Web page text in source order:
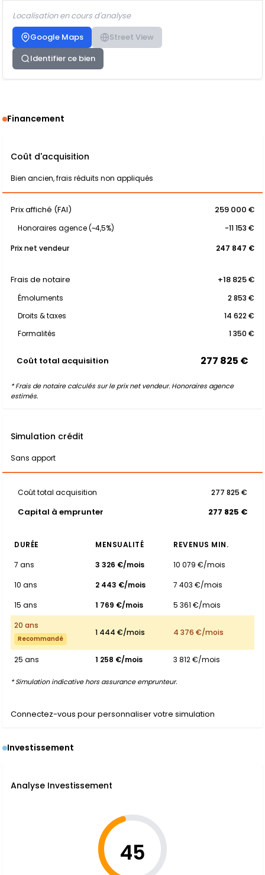
Localisation en cours d'analyse
Google Maps
Street View
Identifier ce bien
Financement
Coût d'acquisition
Bien ancien, frais réduits non appliqués
Prix affiché (FAI) 259 000 €
Honoraires agence (~4,5%)
-11 153 €
Prix net vendeur
247 847 €
Frais de notaire +18 825 €
Émoluments
2 853 €
Droits & taxes
14 622 €
Formalités
1 350 €
Coût total acquisition 277 825 €
* Frais de notaire calculés sur le prix net vendeur. Honoraires agence
estimés.
Simulation crédit
Sans apport
Coût total acquisition 277 825 €
Capital à emprunter 277 825 €
DURÉE MENSUALITÉ
REVENUS MIN.
7 ans
3 326 €/mois
10 079 €/mois
10 ans
2 443 €/mois
7 403 €/mois
15 ans
1 769 €/mois
5 361 €/mois
20 ans
Recommandé
1 444 €/mois 4 376 €/mois
25 ans 1 258 €/mois 3 812 €/mois
* Simulation indicative hors assurance emprunteur.
Connectez-vous pour personnaliser votre simulation
Investissement
Analyse Investissement
45